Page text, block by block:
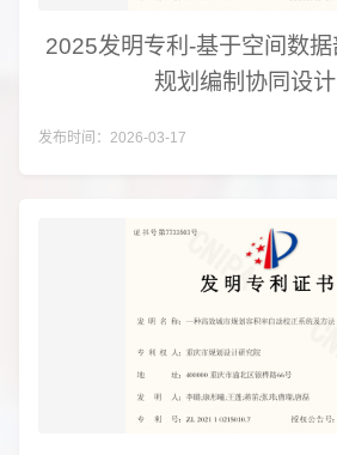
2025发明专利-基于空间数据
规划编制协同设
发布时间：2026-03-17